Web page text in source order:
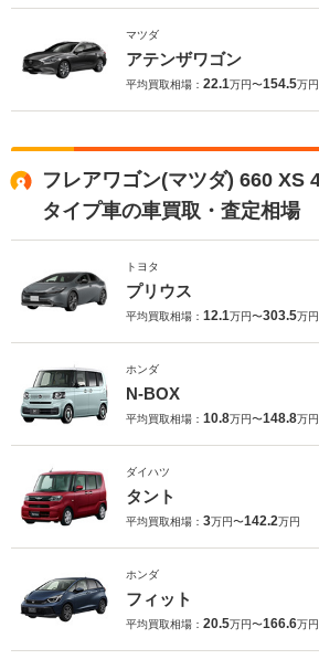
マツダ
アテンザワゴン
平均買取相場： 22.1万円〜154.5万円
フレアワゴン(マツダ) 660 XS
タイプ車の車買取・査定相場
トヨタ
プリウス
平均買取相場： 12.1万円〜303.5万円
ホンダ
N-BOX
平均買取相場： 10.8万円〜148.8万円
ダイハツ
タント
平均買取相場： 3万円〜142.2万円
ホンダ
フィット
平均買取相場： 20.5万円〜166.6万円